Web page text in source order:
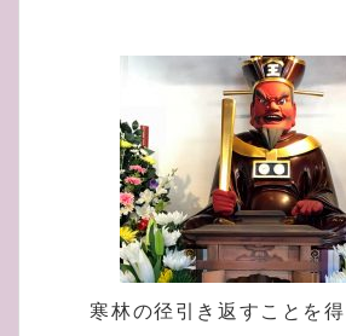
寒林の径引き返すことを